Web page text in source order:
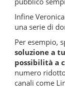
Infine
una serie di
Per esempio,
soluzione a
possibilità a
numero
canali come